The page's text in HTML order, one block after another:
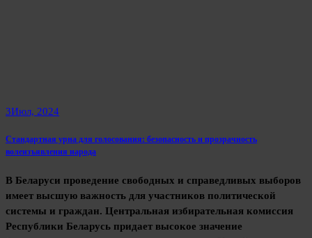
3Июл, 2024
Стандартная урна для голосования: безопасность и прозрачность
волеизъявления народа
В Беларуси проведение свободных и справедливых выборов
имеет высшую важность для участников политической
системы и граждан. Центральная избирательная комиссия
Республики Беларусь придает высокое значение